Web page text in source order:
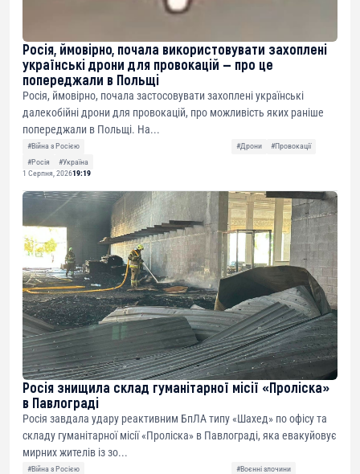
Росія, ймовірно, почала використовувати захоплені
українські дрони для провокацій — про це
попереджали в Польщі
Росія, ймовірно, почала застосовувати захоплені українські
далекобійні дрони для провокацій, про можливість яких раніше
попереджали в Польщі. На...
#Війна з Росією #Дрони
#Провокації
#Росія
#Україна
1 Серпня, 202619:19
Росія знищила склад гуманітарної місії «Проліска»
в Павлограді
Росія завдала удару реактивним БпЛА типу «Шахед» по офісу та
складу гуманітарної місії «Проліска» в Павлограді, яка евакуйовує
мирних жителів із зо...
#Війна з Росією
#Воєнні злочини